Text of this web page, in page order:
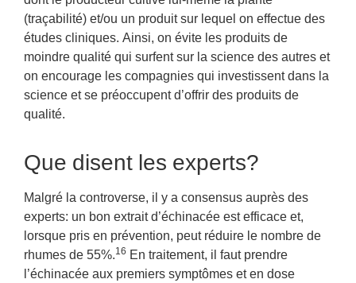
(traçabilité) et/ou un produit sur lequel on effectue des
études cliniques. Ainsi, on évite les produits de
moindre qualité qui surfent sur la science des autres et
on encourage les compagnies qui investissent dans la
science et se préoccupent d’offrir des produits de
qualité.
Que disent les experts?
Malgré la controverse, il y a consensus auprès des
experts: un bon extrait d’échinacée est efficace et,
lorsque pris en prévention, peut réduire le nombre de
rhumes de 55%.16 En traitement, il faut prendre
l’échinacée aux premiers symptômes et en dose